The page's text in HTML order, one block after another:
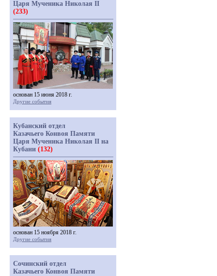
Царя Мученика Николая II
(233)
основан 15 июня 2018 г.
Другие события
Кубанский отдел
Казачьего Конвоя Памяти
Царя Мученика Николая II на
Кубани (132)
основан 15 ноября 2018 г.
Другие события
Сочинский отдел
Казачьего Конвоя Памяти